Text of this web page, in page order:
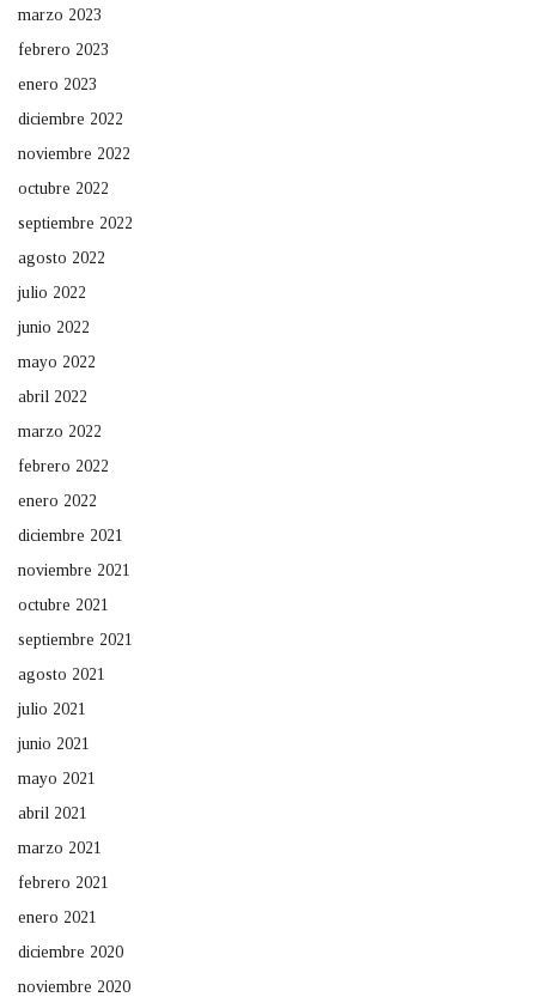
marzo 2023
febrero 2023
enero 2023
diciembre 2022
noviembre 2022
octubre 2022
septiembre 2022
agosto 2022
julio 2022
junio 2022
mayo 2022
abril 2022
marzo 2022
febrero 2022
enero 2022
diciembre 2021
noviembre 2021
octubre 2021
septiembre 2021
agosto 2021
julio 2021
junio 2021
mayo 2021
abril 2021
marzo 2021
febrero 2021
enero 2021
diciembre 2020
noviembre 2020